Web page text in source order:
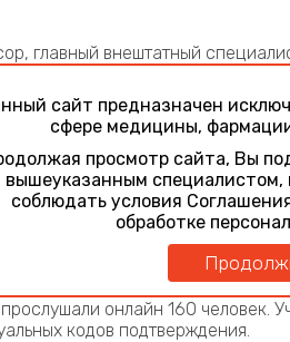
главный внештатный
больница с поликлиникой»
РФ, профессор
в области
делами Президента
с поликлиникой»
медицинская академия»
онлайн 160 человек.
кодов подтверждения.
сайт предназначен
сфере медицины,
просмотр сайта, Вы
вышеуказанным специалистом,
соблюдать условия
обработке